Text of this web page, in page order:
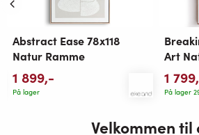
Abstract Ease 78x118
Natur Ramme
1 899,-
På lager
Art
1 799
På lager
Velkommen til